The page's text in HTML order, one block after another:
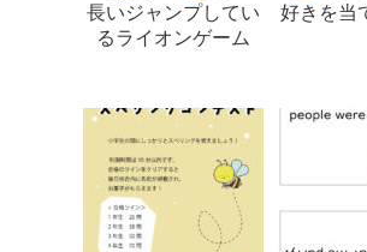
長いジャンプしてい
るライオンゲーム
好きを当